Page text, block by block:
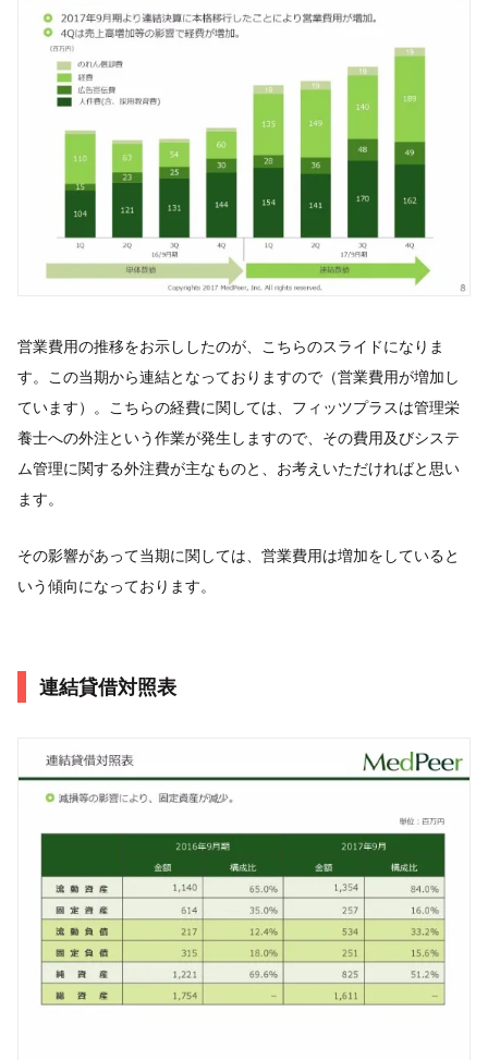
営業費用の推移をお示ししたのが、こちらのスライドになりま
す。この当期から連結となっておりますので（営業費用が増加し
ています）。こちらの経費に関しては、フィッツプラスは管理栄
養士への外注という作業が発生しますので、その費用及びシステ
ム管理に関する外注費が主なものと、お考えいただければと思い
ます。
その影響があって当期に関しては、営業費用は増加をしていると
いう傾向になっております。
連結貸借対照表